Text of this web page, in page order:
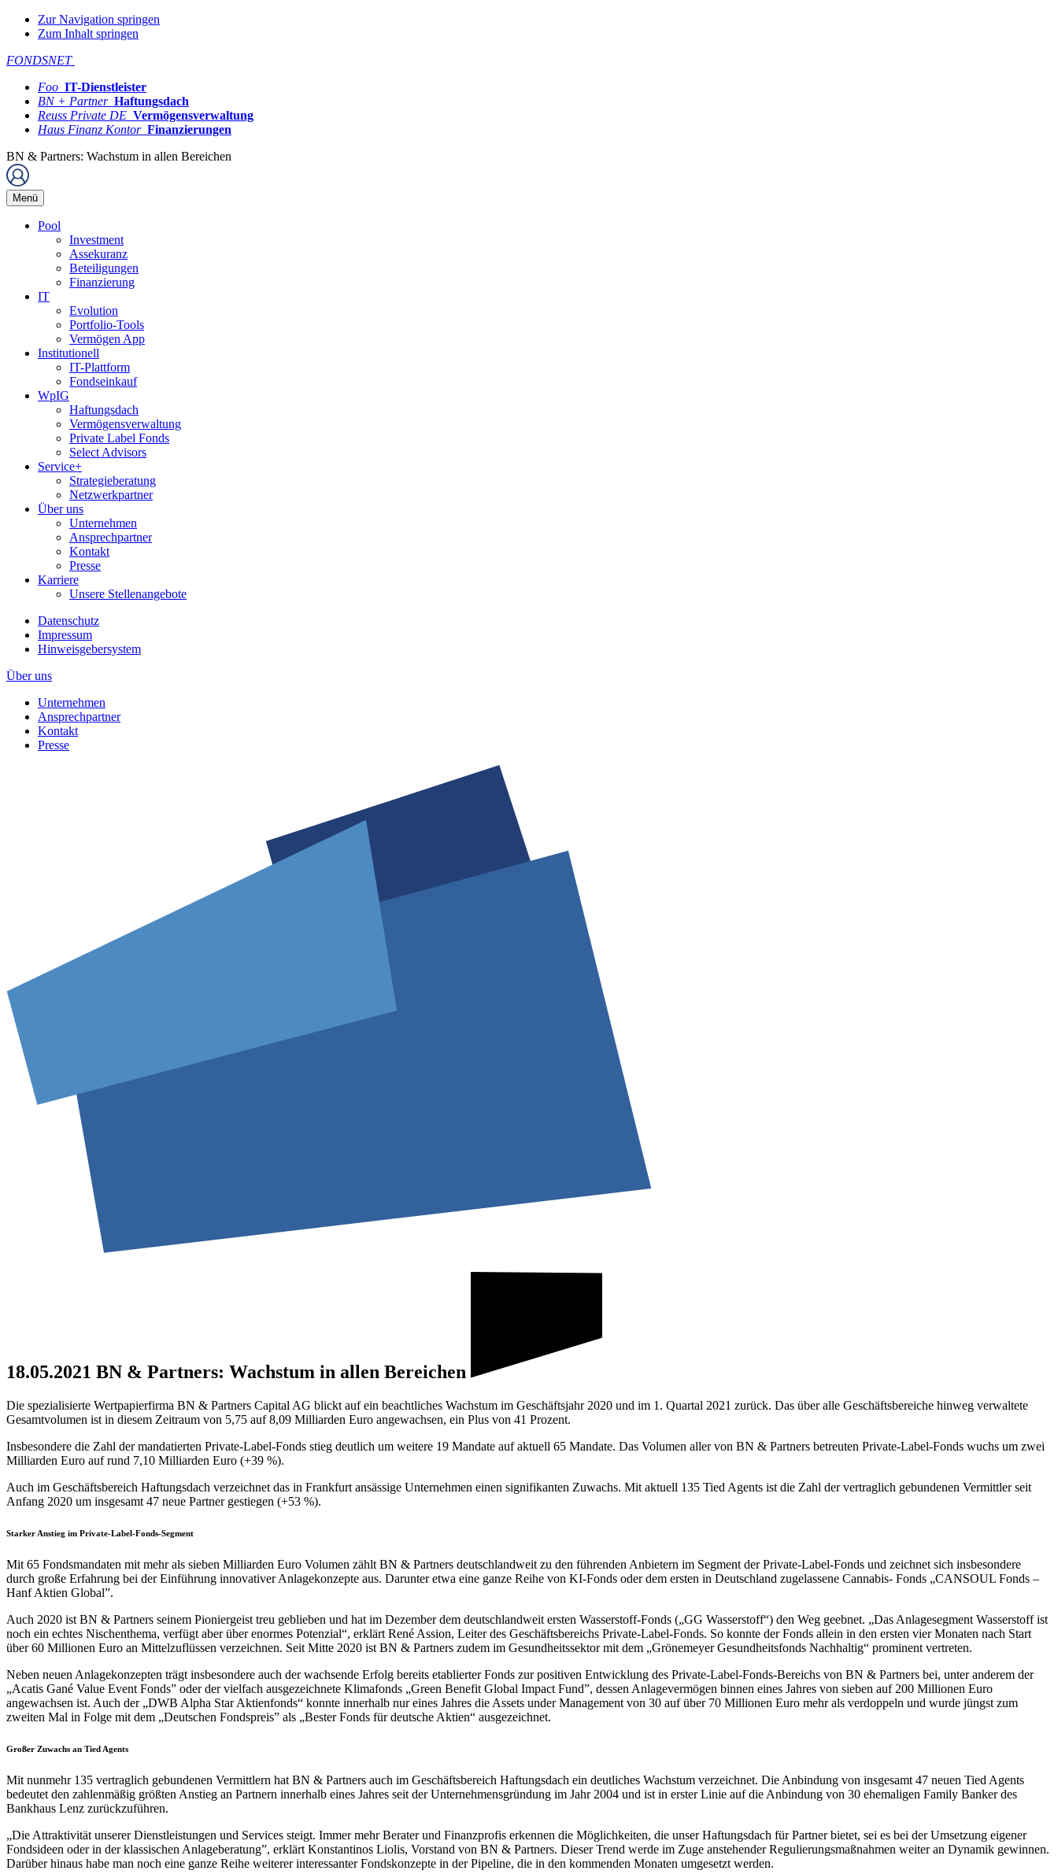
Zur Navigation springen
Zum Inhalt springen
FONDSNET
Foo IT-Dienstleister
BN + Partner Haftungsdach
Reuss Private DE Vermögensverwaltung
Haus Finanz Kontor Finanzierungen
BN & Partners: Wachstum in allen Bereichen
Menü
Pool
Investment
Assekuranz
Beteiligungen
Finanzierung
IT
Evolution
Portfolio-Tools
Vermögen App
Institutionell
IT-Plattform
Fondseinkauf
WpIG
Haftungsdach
Vermögensverwaltung
Private Label Fonds
Select Advisors
Service+
Strategieberatung
Netzwerkpartner
Über uns
Unternehmen
Ansprechpartner
Kontakt
Presse
Karriere
Unsere Stellenangebote
Datenschutz
Impressum
Hinweisgebersystem
Über uns
Unternehmen
Ansprechpartner
Kontakt
Presse
18.05.2021 BN & Partners: Wachstum in allen Bereichen
Die spezialisierte Wertpapierfirma BN & Partners Capital AG blickt auf ein beachtliches Wachstum im Geschäftsjahr 2020 und im 1. Quartal 2021 zurück. Das über alle Geschäftsbereiche hinweg verwaltete
Gesamtvolumen ist in diesem Zeitraum von 5,75 auf 8,09 Milliarden Euro angewachsen, ein Plus von 41 Prozent.
Insbesondere die Zahl der mandatierten Private-Label-Fonds stieg deutlich um weitere 19 Mandate auf aktuell 65 Mandate. Das Volumen aller von BN & Partners betreuten Private-Label-Fonds wuchs um zwei
Milliarden Euro auf rund 7,10 Milliarden Euro (+39 %).
Auch im Geschäftsbereich Haftungsdach verzeichnet das in Frankfurt ansässige Unternehmen einen signifikanten Zuwachs. Mit aktuell 135 Tied Agents ist die Zahl der vertraglich gebundenen Vermittler seit
Anfang 2020 um insgesamt 47 neue Partner gestiegen (+53 %).
Starker Anstieg im Private-Label-Fonds-Segment
Mit 65 Fondsmandaten mit mehr als sieben Milliarden Euro Volumen zählt BN & Partners deutschlandweit zu den führenden Anbietern im Segment der Private-Label-Fonds und zeichnet sich insbesondere
durch große Erfahrung bei der Einführung innovativer Anlagekonzepte aus. Darunter etwa eine ganze Reihe von KI-Fonds oder dem ersten in Deutschland zugelassene Cannabis- Fonds „CANSOUL Fonds –
Hanf Aktien Global”.
Auch 2020 ist BN & Partners seinem Pioniergeist treu geblieben und hat im Dezember dem deutschlandweit ersten Wasserstoff-Fonds („GG Wasserstoff“) den Weg geebnet. „Das Anlagesegment Wasserstoff ist
noch ein echtes Nischenthema, verfügt aber über enormes Potenzial“, erklärt René Assion, Leiter des Geschäftsbereichs Private-Label-Fonds. So konnte der Fonds allein in den ersten vier Monaten nach Start
über 60 Millionen Euro an Mittelzuflüssen verzeichnen. Seit Mitte 2020 ist BN & Partners zudem im Gesundheitssektor mit dem „Grönemeyer Gesundheitsfonds Nachhaltig“ prominent vertreten.
Neben neuen Anlagekonzepten trägt insbesondere auch der wachsende Erfolg bereits etablierter Fonds zur positiven Entwicklung des Private-Label-Fonds-Bereichs von BN & Partners bei, unter anderem der
„Acatis Gané Value Event Fonds” oder der vielfach ausgezeichnete Klimafonds „Green Benefit Global Impact Fund”, dessen Anlagevermögen binnen eines Jahres von sieben auf 200 Millionen Euro
angewachsen ist. Auch der „DWB Alpha Star Aktienfonds“ konnte innerhalb nur eines Jahres die Assets under Management von 30 auf über 70 Millionen Euro mehr als verdoppeln und wurde jüngst zum
zweiten Mal in Folge mit dem „Deutschen Fondspreis” als „Bester Fonds für deutsche Aktien“ ausgezeichnet.
Großer Zuwachs an Tied Agents
Mit nunmehr 135 vertraglich gebundenen Vermittlern hat BN & Partners auch im Geschäftsbereich Haftungsdach ein deutliches Wachstum verzeichnet. Die Anbindung von insgesamt 47 neuen Tied Agents
bedeutet den zahlenmäßig größten Anstieg an Partnern innerhalb eines Jahres seit der Unternehmensgründung im Jahr 2004 und ist in erster Linie auf die Anbindung von 30 ehemaligen Family Banker des
Bankhaus Lenz zurückzuführen.
„Die Attraktivität unserer Dienstleistungen und Services steigt. Immer mehr Berater und Finanzprofis erkennen die Möglichkeiten, die unser Haftungsdach für Partner bietet, sei es bei der Umsetzung eigener
Fondsideen oder in der klassischen Anlageberatung”, erklärt Konstantinos Liolis, Vorstand von BN & Partners. Dieser Trend werde im Zuge anstehender Regulierungsmaßnahmen weiter an Dynamik gewinnen.
Darüber hinaus habe man noch eine ganze Reihe weiterer interessanter Fondskonzepte in der Pipeline, die in den kommenden Monaten umgesetzt werden.